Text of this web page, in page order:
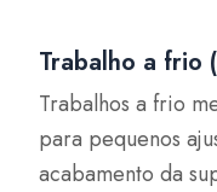
Trabalho a frio
Trabalhos a frio
para pequenos
acabamento da